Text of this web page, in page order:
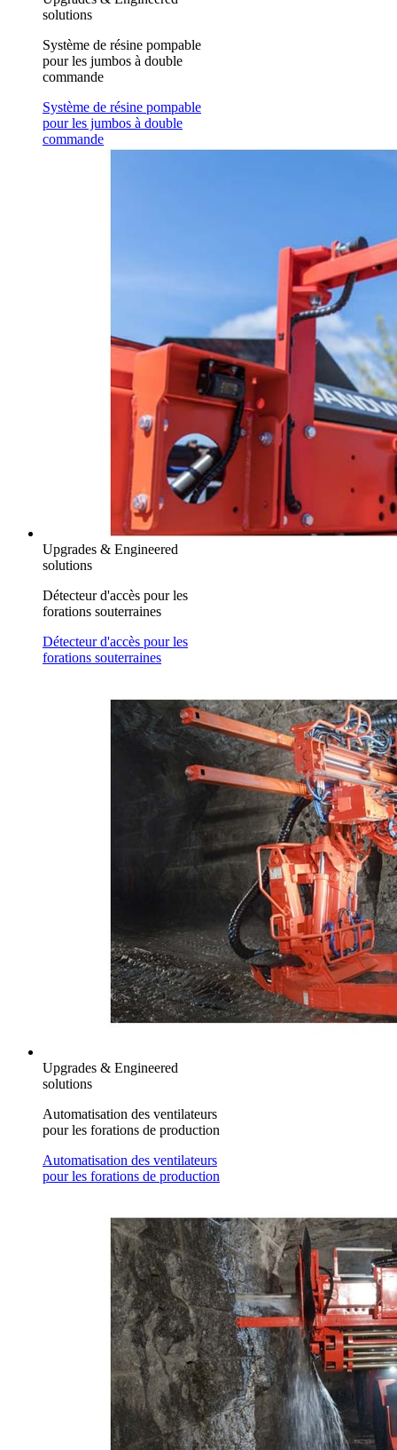
solutions
Système de résine pompable
pour les jumbos à double
commande
Système de résine pompable
pour les jumbos à double
commande
Upgrades & Engineered
solutions
Détecteur d'accès pour les
forations souterraines
Détecteur d'accès pour les
forations souterraines
Upgrades & Engineered
solutions
Automatisation des ventilateurs
pour les forations de production
Automatisation des ventilateurs
pour les forations de production